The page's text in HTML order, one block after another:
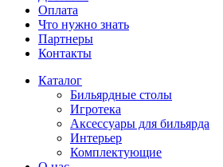
Оплата
Что нужно знать
Партнеры
Контакты
Каталог
Бильярдные столы
Игротека
Аксессуары для бильярда
Интерьер
Комплектующие